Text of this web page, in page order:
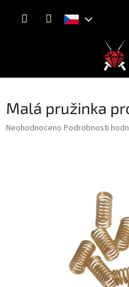
Malá pružinka
Průměrné
Neohodnoceno Podrobnosti